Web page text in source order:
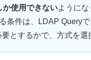
か使用できないようにな
条件は、LDAP Queryで
とするかで、方式を選